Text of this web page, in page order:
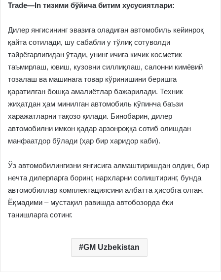
Trade—In тизими бўйича битим хусусиятлари:
Дилер янгисининг эвазига оладиган автомобиль кейинроқ
қайта сотилади, шу сабабли у тўлиқ сотуволди
тайрёгарлигидан ўтади, унинг ичига кичик косметик
таъмирлаш, ювиш, кузовни силлиқлаш, салонни кимёвий
тозалаш ва машинага товар кўринишини беришга
қаратилган бошқа амалиётлар бажарилади. Техник
жиҳатдан ҳам минилган автомобиль кўпинча баъзи
харажатларни тақозо қилади. Бинобарин, дилер
автомобилни имкон қадар арзонроққа сотиб олишдан
манфаатдор бўлади (ҳар бир харидор каби).
Ўз автомобилингизни янгисига алмаштиришдан олдин, бир
нечта дилерларга боринг, нархларни солиштиринг, бунда
автомобиллар комплектациясини албатта ҳисобга олган.
Ёқмадими – мустақил равишда автобозорда ёки
танишларга сотинг.
GM Uzbekistan